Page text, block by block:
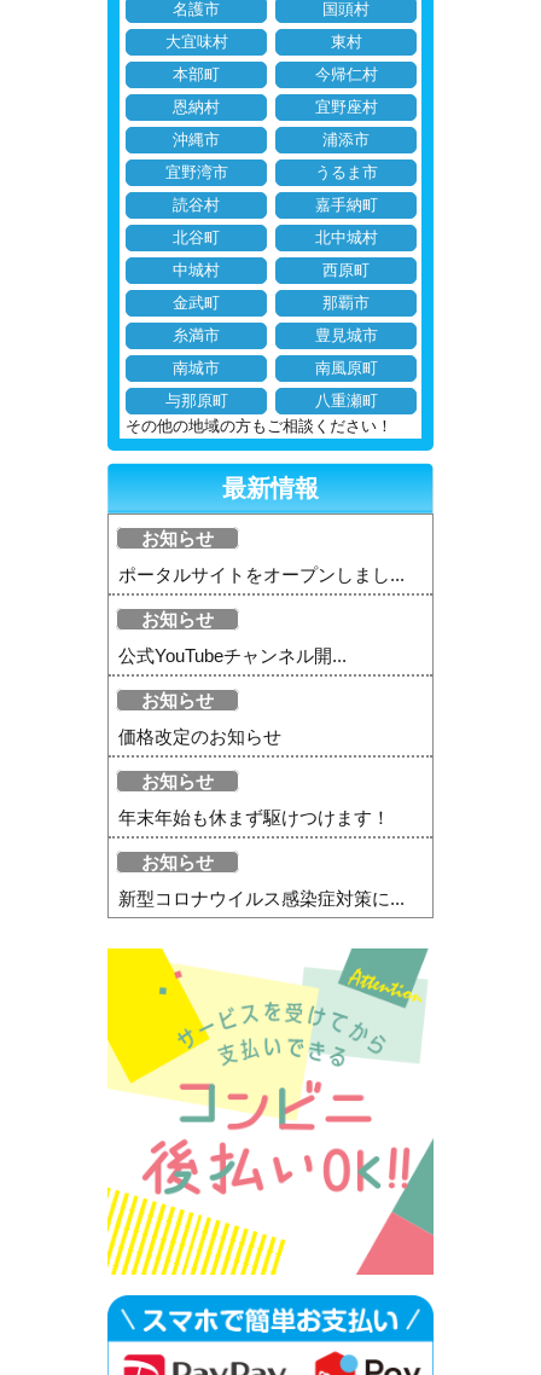
名護市
国頭村
大宜味村
東村
本部町
今帰仁村
恩納村
宜野座村
沖縄市
浦添市
宜野湾市
うるま市
読谷村
嘉手納町
北谷町
北中城村
中城村
西原町
金武町
那覇市
糸満市
豊見城市
南城市
南風原町
与那原町
八重瀬町
その他の地域の方もご相談ください！
最新情報
お知らせ
ポータルサイトをオープンしまし...
お知らせ
公式YouTubeチャンネル開...
お知らせ
価格改定のお知らせ
お知らせ
年末年始も休まず駆けつけます！
お知らせ
新型コロナウイルス感染症対策に...